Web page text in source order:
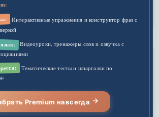
Интерактивные упражнения и конструктор фраз с
Видеоуроки, тренажеры слов и озвучка с
Тематические тесты и шпаргалки по
Premium навсегда
время
B1-B2